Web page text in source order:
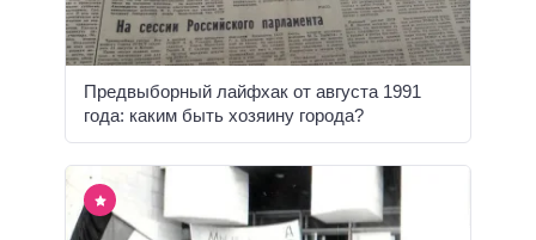
Предвыборный лайфхак от августа 1991
года: каким быть хозяину города?